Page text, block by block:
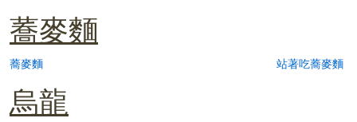
蕎麥麵
蕎麥麵 站著吃蕎麥麵
烏龍